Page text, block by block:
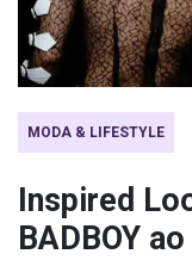
MODA & LIFESTYLE
Inspired
BADBOY